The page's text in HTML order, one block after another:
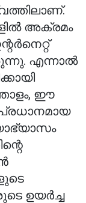
അക്രമം
എന്നാൽ
ഈ
ഉയർച്ച